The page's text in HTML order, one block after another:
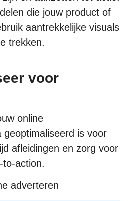
die jouw product of
aantrekkelijke visuals
trekken.
voor
online
geoptimaliseerd is voor
afleidingen en zorg voor
to-action.